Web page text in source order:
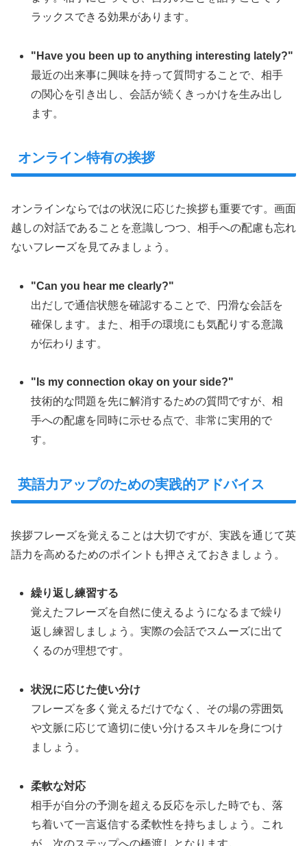
ラックスできる効果があります。
"Have you been up to anything interesting lately?"
最近の出来事に興味を持って質問することで、相手
の関心を引き出し、会話が続くきっかけを生み出し
ます。
オンライン特有の挨拶
オンラインならではの状況に応じた挨拶も重要です。画面
越しの対話であることを意識しつつ、相手への配慮も忘れ
ないフレーズを見てみましょう。
"Can you hear me clearly?"
出だしで通信状態を確認することで、円滑な会話を
確保します。また、相手の環境にも気配りする意識
が伝わります。
"Is my connection okay on your side?"
技術的な問題を先に解消するための質問ですが、相
手への配慮を同時に示せる点で、非常に実用的で
す。
英語力アップのための実践的アドバイス
挨拶フレーズを覚えることは大切ですが、実践を通じて英
語力を高めるためのポイントも押さえておきましょう。
繰り返し練習する
覚えたフレーズを自然に使えるようになるまで繰り
返し練習しましょう。実際の会話でスムーズに出て
くるのが理想です。
状況に応じた使い分け
フレーズを多く覚えるだけでなく、その場の雰囲気
や文脈に応じて適切に使い分けるスキルを身につけ
ましょう。
柔軟な対応
相手が自分の予測を超える反応を示した時でも、落
ち着いて一言返信する柔軟性を持ちましょう。これ
が、次のステップへの橋渡しとなります。